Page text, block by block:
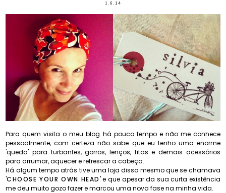
1.6.14
Para quem visita o meu blog há pouco tempo e não me conhece
pessoalmente, com certeza não sabe que eu tenho uma enorme
'queda' para turbantes, gorros, lenços, fitas e demais acessórios
para arrumar, aquecer e refrescar a cabeça.
Há algum tempo atrás tive uma loja disso mesmo que se chamava
'CHOOSE YOUR OWN HEAD' e que apesar da sua curta existência
me deu muito gozo fazer e marcou uma nova fase na minha vida.